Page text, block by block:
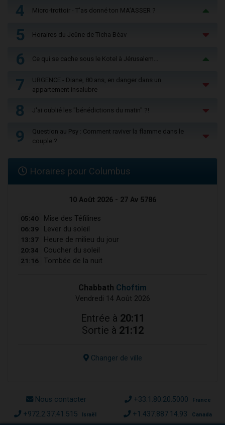
4 Micro-trottoir - T'as donné ton MA’ASSER ?
5 Horaires du Jeûne de Ticha Béav
6 Ce qui se cache sous le Kotel à Jérusalem...
7
URGENCE - Diane, 80 ans, en danger dans un
appartement insalubre
8 J'ai oublié les "bénédictions du matin" ?!
9
Question au Psy : Comment raviver la flamme dans le
couple ?
Horaires pour Columbus
10 Août 2026 - 27 Av 5786
05:40 Mise des Téfilines
06:39 Lever du soleil
13:37 Heure de milieu du jour
20:34 Coucher du soleil
21:16 Tombée de la nuit
Chabbath Choftim
Vendredi 14 Août 2026
Entrée à 20:11
Sortie à 21:12
Changer de ville
Nous contacter +33.1.80.20.5000 France
+972.2.37.41.515 Israël +1.437.887.14.93 Canada